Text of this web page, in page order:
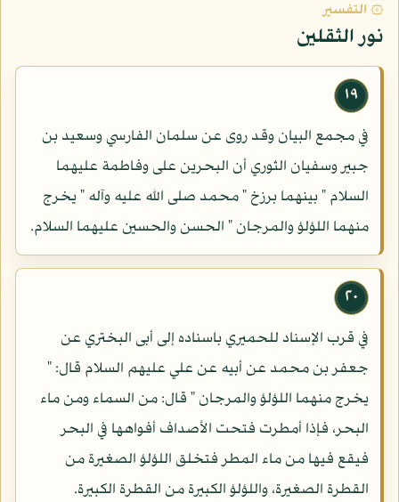
۞ التفسير
نور الثقلين
١٩
في مجمع البيان وقد روى عن سلمان الفارسي وسعيد بن
جبير وسفيان الثوري أن البحرين على وفاطمة عليهما
السلام " بينهما برزخ " محمد صلى الله عليه وآله " يخرج
منهما اللؤلؤ والمرجان " الحسن والحسين عليهما السلام.
٢٠
في قرب الإسناد للحميري باسناده إلى أبى البختري عن
جعفر بن محمد عن أبيه عن علي عليهم السلام قال: "
يخرج منهما اللؤلؤ والمرجان " قال: من السماء ومن ماء
البحر، فإذا أمطرت فتحت الأصداف أفواهها في البحر
فيقع فيها من ماء المطر فتخلق اللؤلؤ الصغيرة من
القطرة الصغيرة، واللؤلؤ الكبيرة من القطرة الكبيرة.